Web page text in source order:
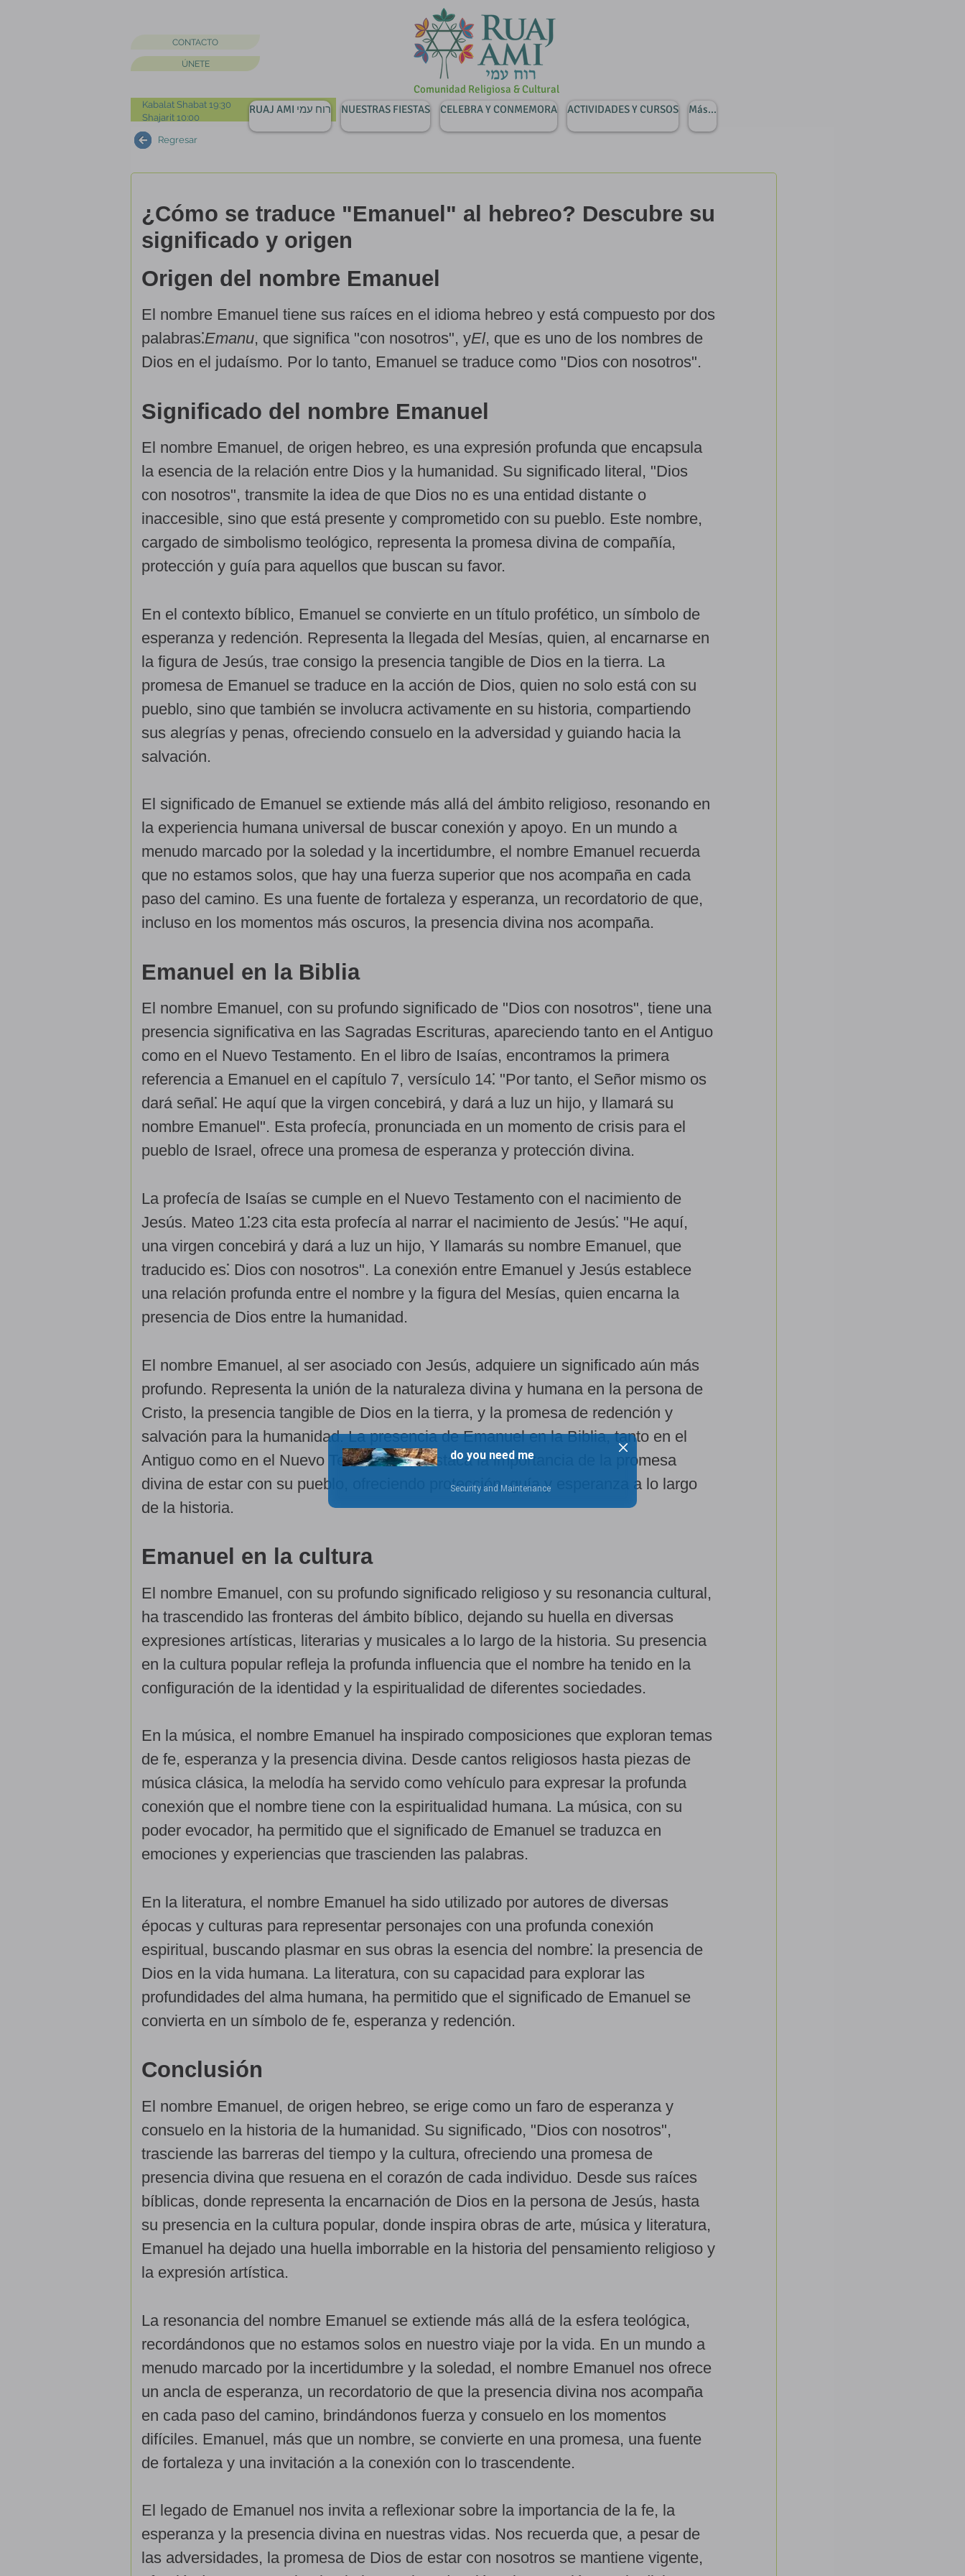
CONTACTO
ÚNETE
Kabalat Shabat 19:30
Shajarit 10:00
Comunidad Religiosa & Cultural
Regresar
¿Cómo se traduce "Emanuel" al hebreo? Descubre su
significado y origen
Origen del nombre Emanuel
El nombre Emanuel tiene sus raíces en el idioma hebreo y está compuesto por dos
palabras⁚Emanu, que significa "con nosotros", yEl, que es uno de los nombres de
Dios en el judaísmo. Por lo tanto, Emanuel se traduce como "Dios con nosotros".
Significado del nombre Emanuel
El nombre Emanuel, de origen hebreo, es una expresión profunda que encapsula
la esencia de la relación entre Dios y la humanidad. Su significado literal, "Dios
con nosotros", transmite la idea de que Dios no es una entidad distante o
inaccesible, sino que está presente y comprometido con su pueblo. Este nombre,
cargado de simbolismo teológico, representa la promesa divina de compañía,
protección y guía para aquellos que buscan su favor.
En el contexto bíblico, Emanuel se convierte en un título profético, un símbolo de
esperanza y redención. Representa la llegada del Mesías, quien, al encarnarse en
la figura de Jesús, trae consigo la presencia tangible de Dios en la tierra. La
promesa de Emanuel se traduce en la acción de Dios, quien no solo está con su
pueblo, sino que también se involucra activamente en su historia, compartiendo
sus alegrías y penas, ofreciendo consuelo en la adversidad y guiando hacia la
salvación.
El significado de Emanuel se extiende más allá del ámbito religioso, resonando en
la experiencia humana universal de buscar conexión y apoyo. En un mundo a
menudo marcado por la soledad y la incertidumbre, el nombre Emanuel recuerda
que no estamos solos, que hay una fuerza superior que nos acompaña en cada
paso del camino. Es una fuente de fortaleza y esperanza, un recordatorio de que,
incluso en los momentos más oscuros, la presencia divina nos acompaña.
Emanuel en la Biblia
El nombre Emanuel, con su profundo significado de "Dios con nosotros", tiene una
presencia significativa en las Sagradas Escrituras, apareciendo tanto en el Antiguo
como en el Nuevo Testamento. En el libro de Isaías, encontramos la primera
referencia a Emanuel en el capítulo 7, versículo 14⁚ "Por tanto, el Señor mismo os
dará señal⁚ He aquí que la virgen concebirá, y dará a luz un hijo, y llamará su
nombre Emanuel". Esta profecía, pronunciada en un momento de crisis para el
pueblo de Israel, ofrece una promesa de esperanza y protección divina.
La profecía de Isaías se cumple en el Nuevo Testamento con el nacimiento de
Jesús. Mateo 1⁚23 cita esta profecía al narrar el nacimiento de Jesús⁚ "He aquí,
una virgen concebirá y dará a luz un hijo, Y llamarás su nombre Emanuel, que
traducido es⁚ Dios con nosotros". La conexión entre Emanuel y Jesús establece
una relación profunda entre el nombre y la figura del Mesías, quien encarna la
presencia de Dios entre la humanidad.
El nombre Emanuel, al ser asociado con Jesús, adquiere un significado aún más
profundo. Representa la unión de la naturaleza divina y humana en la persona de
Cristo, la presencia tangible de Dios en la tierra, y la promesa de redención y
salvación para la humanidad. La presencia de Emanuel en la Biblia, tanto en el
Antiguo como en el Nuevo Testamento, destaca la importancia de la promesa
divina de estar con su pueblo, ofreciendo protección, guía y esperanza a lo largo
de la historia.
Emanuel en la cultura
El nombre Emanuel, con su profundo significado religioso y su resonancia cultural,
ha trascendido las fronteras del ámbito bíblico, dejando su huella en diversas
expresiones artísticas, literarias y musicales a lo largo de la historia. Su presencia
en la cultura popular refleja la profunda influencia que el nombre ha tenido en la
configuración de la identidad y la espiritualidad de diferentes sociedades.
En la música, el nombre Emanuel ha inspirado composiciones que exploran temas
de fe, esperanza y la presencia divina. Desde cantos religiosos hasta piezas de
música clásica, la melodía ha servido como vehículo para expresar la profunda
conexión que el nombre tiene con la espiritualidad humana. La música, con su
poder evocador, ha permitido que el significado de Emanuel se traduzca en
emociones y experiencias que trascienden las palabras.
En la literatura, el nombre Emanuel ha sido utilizado por autores de diversas
épocas y culturas para representar personajes con una profunda conexión
espiritual, buscando plasmar en sus obras la esencia del nombre⁚ la presencia de
Dios en la vida humana. La literatura, con su capacidad para explorar las
profundidades del alma humana, ha permitido que el significado de Emanuel se
convierta en un símbolo de fe, esperanza y redención.
Conclusión
El nombre Emanuel, de origen hebreo, se erige como un faro de esperanza y
consuelo en la historia de la humanidad. Su significado, "Dios con nosotros",
trasciende las barreras del tiempo y la cultura, ofreciendo una promesa de
presencia divina que resuena en el corazón de cada individuo. Desde sus raíces
bíblicas, donde representa la encarnación de Dios en la persona de Jesús, hasta
su presencia en la cultura popular, donde inspira obras de arte, música y literatura,
Emanuel ha dejado una huella imborrable en la historia del pensamiento religioso y
la expresión artística.
La resonancia del nombre Emanuel se extiende más allá de la esfera teológica,
recordándonos que no estamos solos en nuestro viaje por la vida. En un mundo a
menudo marcado por la incertidumbre y la soledad, el nombre Emanuel nos ofrece
un ancla de esperanza, un recordatorio de que la presencia divina nos acompaña
en cada paso del camino, brindándonos fuerza y consuelo en los momentos
difíciles. Emanuel, más que un nombre, se convierte en una promesa, una fuente
de fortaleza y una invitación a la conexión con lo trascendente.
El legado de Emanuel nos invita a reflexionar sobre la importancia de la fe, la
esperanza y la presencia divina en nuestras vidas. Nos recuerda que, a pesar de
las adversidades, la promesa de Dios de estar con nosotros se mantiene vigente,
RUAJ AMI רוח עמי NUESTRAS FIESTAS CELEBRA Y CONMEMORA ACTIVIDADES Y CURSOS Más...